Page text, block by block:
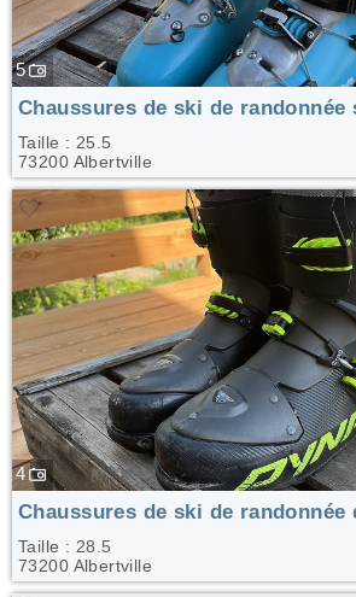
5
Chaussures de ski de randonnée
Taille : 25.5
73200 Albertville
🤍
4
Chaussures de ski de randonnée
Taille : 28.5
73200 Albertville